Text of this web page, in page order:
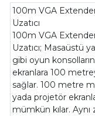
100m VGA
Uzatıcı
100m VGA
Uzatıcı; Masaüstü
gibi oyun
ekranlara 100
sağlar. 100 metre
yada projetör
mümkün kılar.